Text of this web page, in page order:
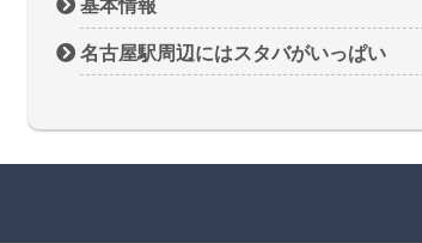
基本情報
名古屋駅周辺にはスタバがいっぱい